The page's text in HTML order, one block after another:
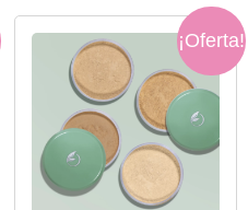
¡Oferta!
precio
original
era:
$48.000.
precio
actual
es: